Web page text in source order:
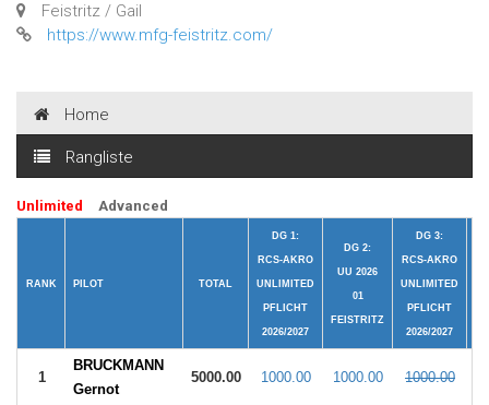
Feistritz / Gail
https://www.mfg-feistritz.com/
Home
Rangliste
Unlimited Advanced
RANK PILOT TOTAL
DG 1:
RCS-AKRO
UNLIMITED
PFLICHT
2026/2027
DG 2:
UU 2026
01
FEISTRITZ
DG 3:
RCS-AKRO
UNLIMITED
PFLICHT
2026/2027
1
BRUCKMANN
Gernot
5000.00 1000.00 1000.00 1000.00